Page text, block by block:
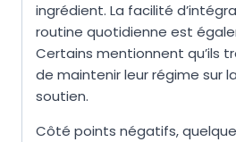
ingrédient. La facilité
routine quotidienne est
Certains mentionnent qu’ils
de maintenir leur régime sur
soutien.
Côté points négatifs,